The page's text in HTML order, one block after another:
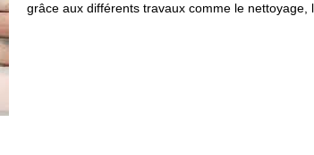
grâce aux différents travaux comme le nettoyage,